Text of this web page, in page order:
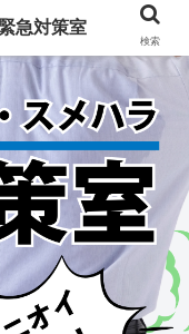
急対策室
検索